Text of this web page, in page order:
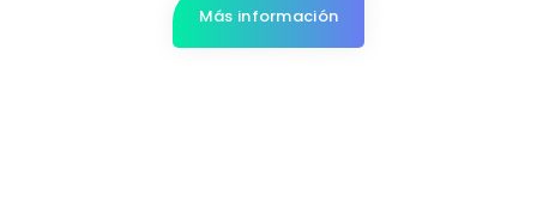
Más información